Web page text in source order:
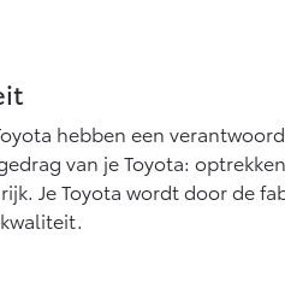
hebben een
van je Toyota:
Je Toyota wordt door de